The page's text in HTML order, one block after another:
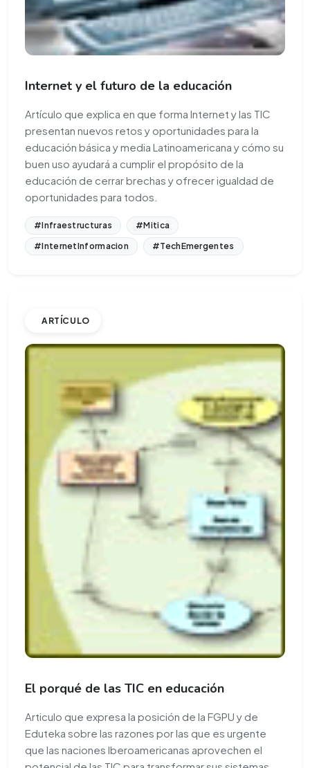
Internet y el futuro de la educación
Artículo que explica en que forma Internet y las TIC
presentan nuevos retos y oportunidades para la
educación básica y media Latinoamericana y cómo su
buen uso ayudará a cumplir el propósito de la
educación de cerrar brechas y ofrecer igualdad de
oportunidades para todos.
#Infraestructuras
#Mitica
#InternetInformacion
#TechEmergentes
ARTÍCULO
El porqué de las TIC en educación
Articulo que expresa la posición de la FGPU y de
Eduteka sobre las razones por las que es urgente
que las naciones Iberoamericanas aprovechen el